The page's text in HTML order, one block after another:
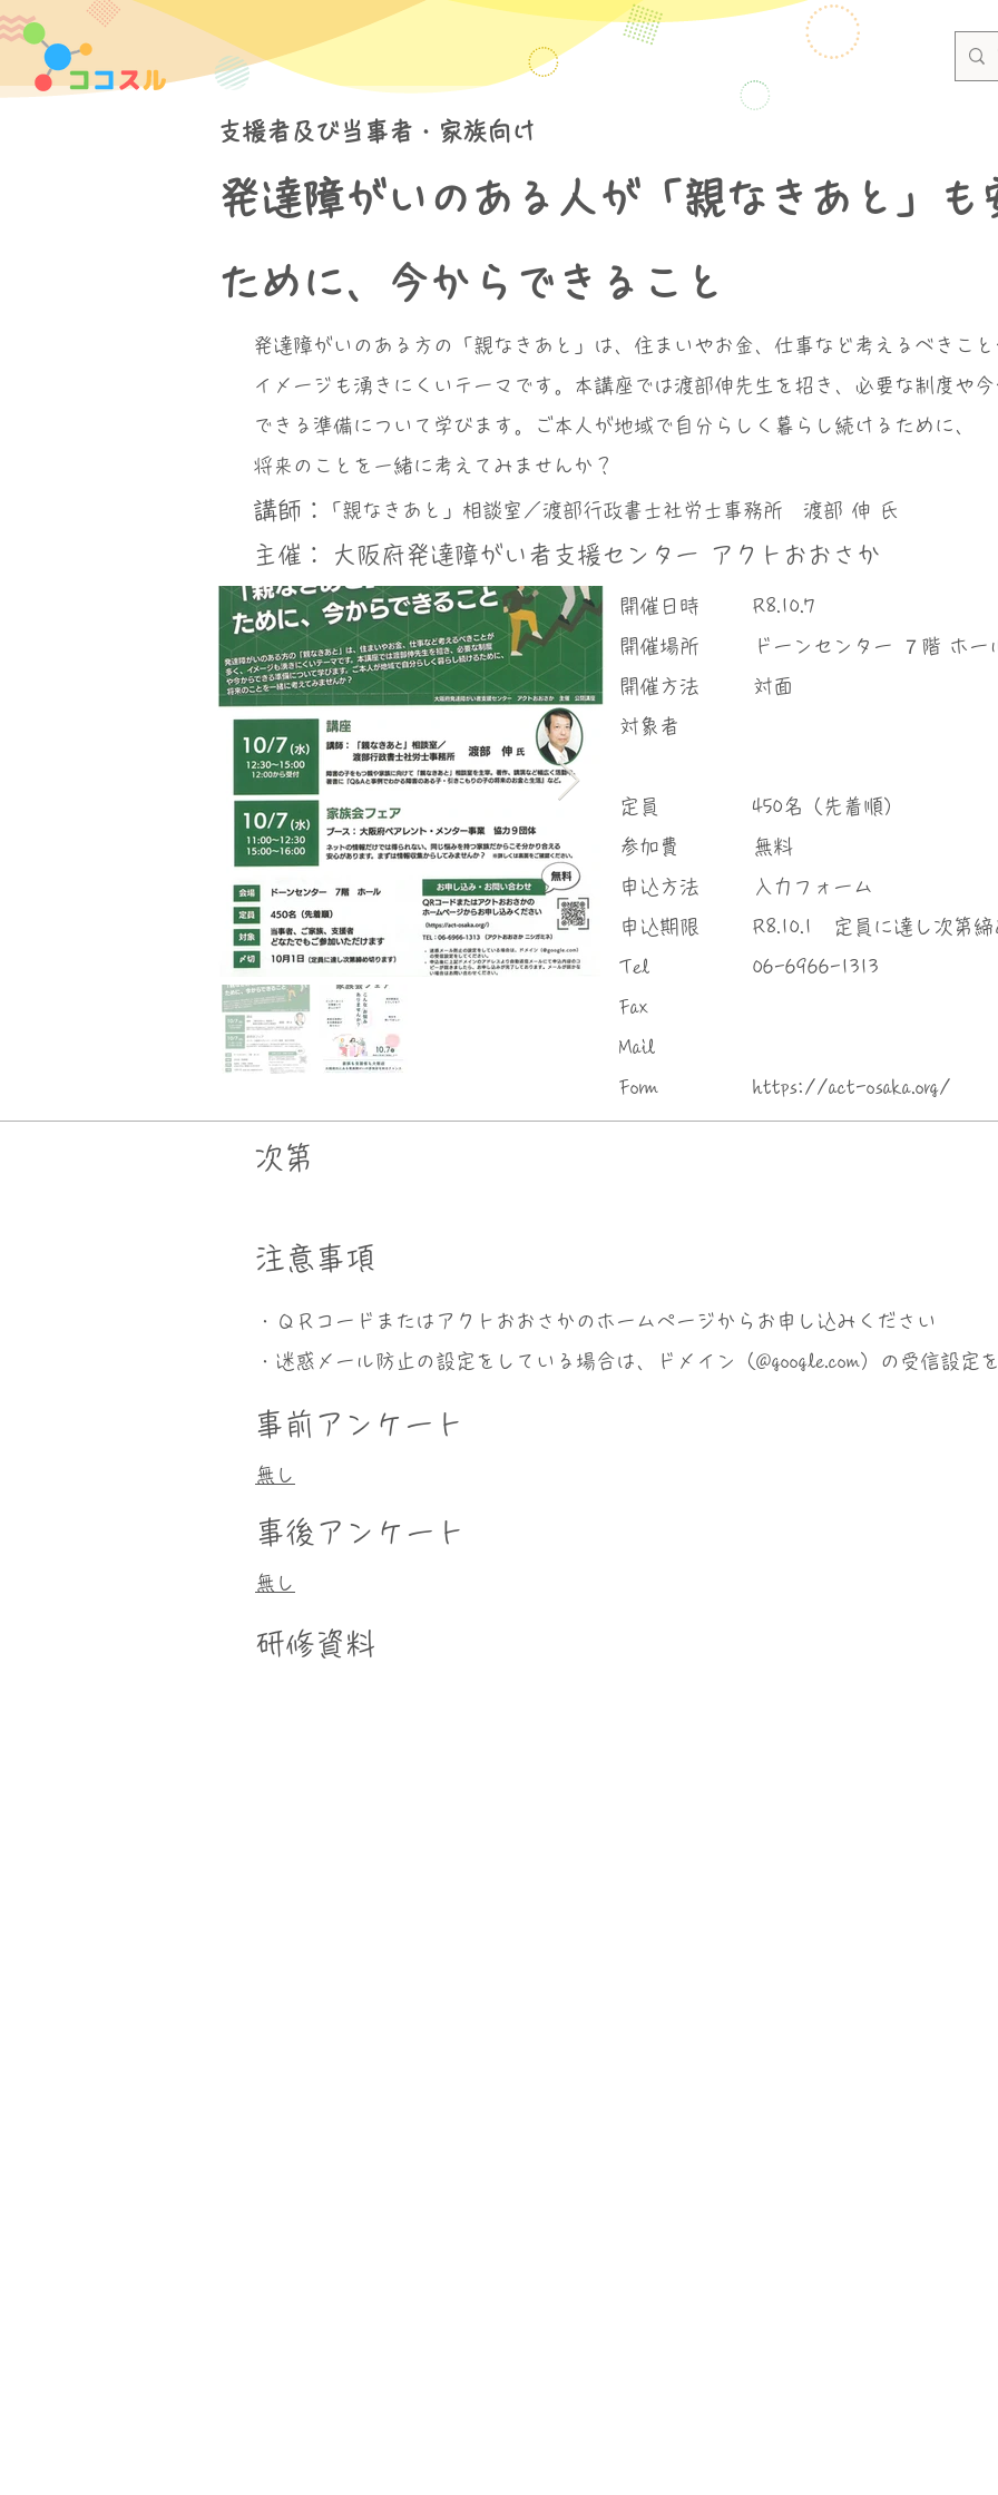
支援者及び当事者・家族向け
発達障がいのある人が「親なきあと」も
ために、今からできること
発達障がいのある方の「親なきあと」は、住まいやお金、仕事など考えるべきこと
イメージも湧きにくいテーマです。本講座では渡部伸先生を招き、必要な制度や今
できる準備について学びます。ご本人が地域で自分らしく暮らし続けるために、
将来のことを一緒に考えてみませんか？
講師： 「親なきあと」相談室／渡部行政書士社労士事務所 渡部 伸 氏
​主催： 大阪府発達障がい者支援センター アクトおおさか
​開催日時
​開催場所
​開催方法
対象者
R8.10.7
ドーンセンター ７階 ホー
対面
定員
参加費
申込方法
申込期限
Tel
Fax
Mail
Form
450名（先着順）
無料
入力フォーム
R8.10.1 定員に達し次第締
06-6966-1313
https://act-osaka.org/
次第
​注意事項
・ＱＲコードまたはアクトおおさかのホームページからお申し込みください
・迷惑メール防止の設定をしている場合は、ドメイン（@google.com）の受信設定
事前アンケート
無し
事後アンケート
無し
研修資料